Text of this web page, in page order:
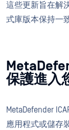
這些更新旨在解
式庫版本保持一致
保護進入
MetaDefender
應用程式或儲存